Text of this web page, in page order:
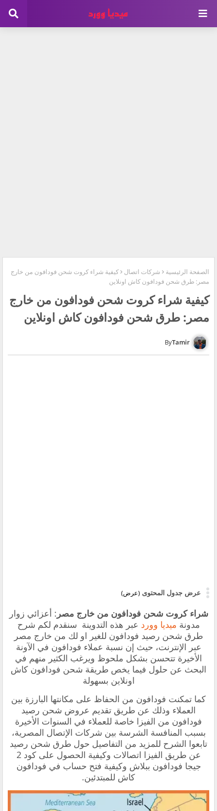
الصفحة الرئيسية شركات اتصال
كيفية شراء كروت شحن فودافون من خارج
مصر: طرق شحن فودافون كاش اونلاين
كيفية شراء كروت شحن فودافون من خارج
مصر: طرق شحن فودافون كاش اونلاين
Tamir
عرض جدول المحتوى (عرض)
شراء كروت شحن فودافون من خارج مصر : أعزائي زوار
مدونة ميديا وورد عبر هذه التدوينة سنقدم لكم شرح
طرق شحن رصيد فودافون للغير او لك من خارج مصر
عبر الإنترنت، حيث إن نسبة عملاء فودافون في الآونة
الأخيرة تتحسن بشكل ملحوظ ويرغب الكثير منهم في
البحث عن حلول فيما يخص طريقة شحن فودافون كاش
اونلاين بسهولة
كما تمكنت فودافون من الحفاظ على مكانتها البارزة بين
العملاء وذلك عن طريق تقديم عروض شحن رصيد
فودافون من الفيزا خاصة للعملاء في السنوات الأخيرة
بسبب المنافسة الشرسة بين شركات الإتصال المصرية،
تابعوا الشرح للمزيد من التفاصيل حول طرق شحن رصيد
عن طريق الفيزا اتصالات وكيفية الحصول على كود 2
جيجا فودافون ببلاش وكيفية فتح حساب في فودافون
كاش للمبتدئين.